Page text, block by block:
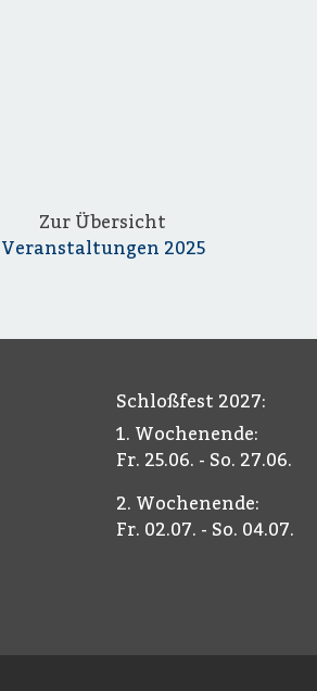
Zur Übersicht
Veranstaltungen 2025
Schloßfest 2027:
1. Wochenende:
Fr. 25.06. - So. 27.06.
2. Wochenende:
Fr. 02.07. - So. 04.07.